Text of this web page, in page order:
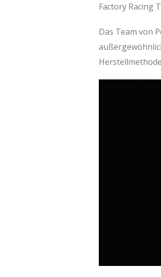
Factory Racing
Das Team von